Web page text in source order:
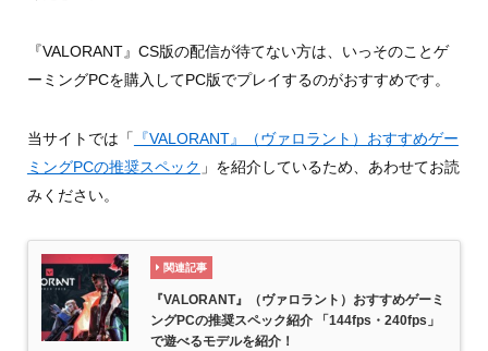
『VALORANT』CS版の配信が待てない方は、いっそのことゲ
ーミングPCを購入してPC版でプレイするのがおすすめです。
当サイトでは「 『VALORANT』（ヴァロラント）おすすめゲー
ミングPCの推奨スペック 」を紹介しているため、あわせてお読
みください。
関連記事
『VALORANT』（ヴァロラント）おすすめゲーミ
ングPCの推奨スペック紹介 「144fps・240fps」
で遊べるモデルを紹介！